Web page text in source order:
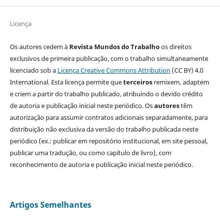
Licença
Os autores cedem à Revista Mundos do Trabalhoos direitos
exclusivos de primeira publicação, com o trabalho simultaneamente
licenciado sob a Licença Creative Commons Attribution (CC BY) 4.0
International. Esta licença permite queterceirosremixem, adaptem
e criem a partir do trabalho publicado, atribuindo o devido crédito
de autoria e publicação inicial neste periódico. Osautorestêm
autorização para assumir contratos adicionais separadamente, para
distribuição não exclusiva da versão do trabalho publicada neste
periódico (ex.: publicar em repositório institucional, em site pessoal,
publicar uma tradução, ou como capítulo de livro), com
reconhecimento de autoria e publicação inicial neste periódico.
Artigos Semelhantes